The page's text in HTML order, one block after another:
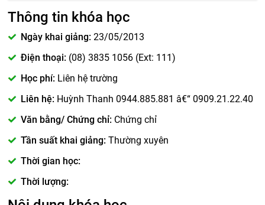
Thông tin khóa học
Ngày khai giảng: 23/05/2013
Điện thoại: (08) 3835 1056 (Ext: 111)
Học phí: Liên hệ trường
Liên hệ: Huỳnh Thanh 0944.885.881 â€“ 0909.21.22.40
Văn bằng/ Chứng chỉ: Chứng chỉ
Tần suất khai giảng: Thường xuyên
Thời gian học:
Thời lượng: